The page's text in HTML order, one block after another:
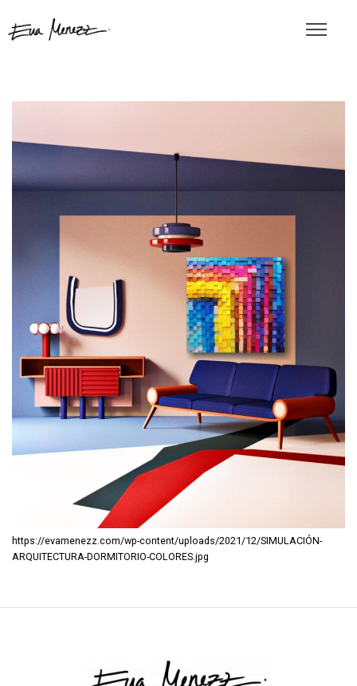
https://evamenezz.com/wp-content/uploads/2021/12/SIMULACIÓN-
ARQUITECTURA-DORMITORIO-COLORES.jpg